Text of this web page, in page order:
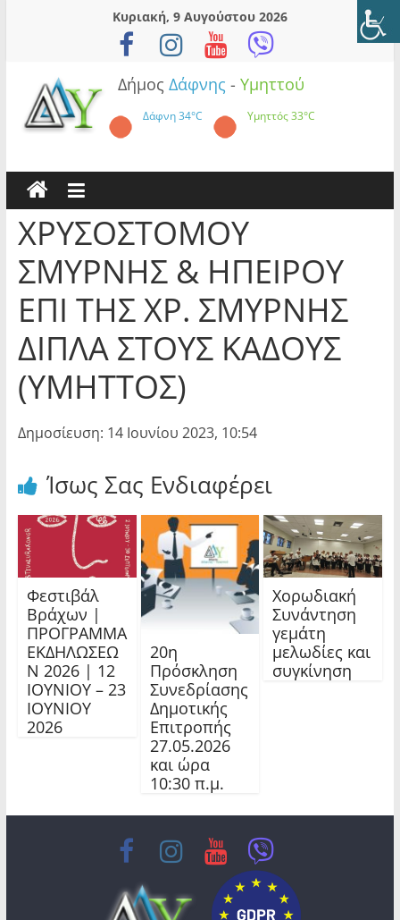
Κυριακή, 9 Αυγούστου 2026
Δήμος Δάφνης - Υμηττού
Δάφνη34°C Υμηττός33°C
ΧΡΥΣΟΣΤΟΜΟΥ
ΣΜΥΡΝΗΣ & ΗΠΕΙΡΟΥ
ΕΠΙ ΤΗΣ ΧΡ. ΣΜΥΡΝΗΣ
ΔΙΠΛΑ ΣΤΟΥΣ ΚΑΔΟΥΣ
(ΥΜΗΤΤΟΣ)
Δημοσίευση: 14 Ιουνίου 2023, 10:54
Ίσως Σας Ενδιαφέρει
Φεστιβάλ
Βράχων |
ΠΡΟΓΡΑΜΜΑ
ΕΚΔΗΛΩΣΕΩ
Ν 2026 | 12
ΙΟΥΝΙΟΥ – 23
ΙΟΥΝΙΟΥ
2026
20η
Πρόσκληση
Συνεδρίασης
Δημοτικής
Επιτροπής
27.05.2026
και ώρα
10:30 π.μ.
Χορωδιακή
Συνάντηση
γεμάτη
μελωδίες και
συγκίνηση